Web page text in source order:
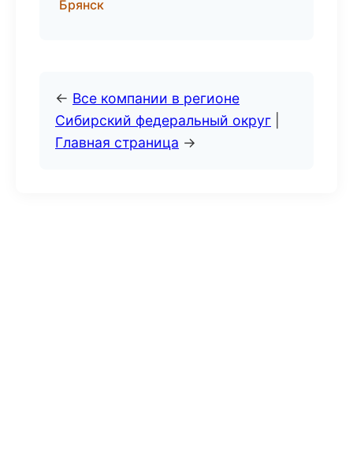
Брянск
← Все компании в регионе
Сибирский федеральный округ
Главная страница →